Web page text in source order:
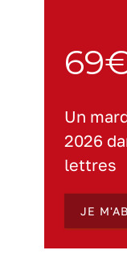
Un
2026
lettres
JE